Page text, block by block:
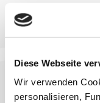
Diese Webseite
Wir verwenden
personalisieren,
Jalousien
Außenjalousien /
Raffstoreanlagen
Innenjalousien